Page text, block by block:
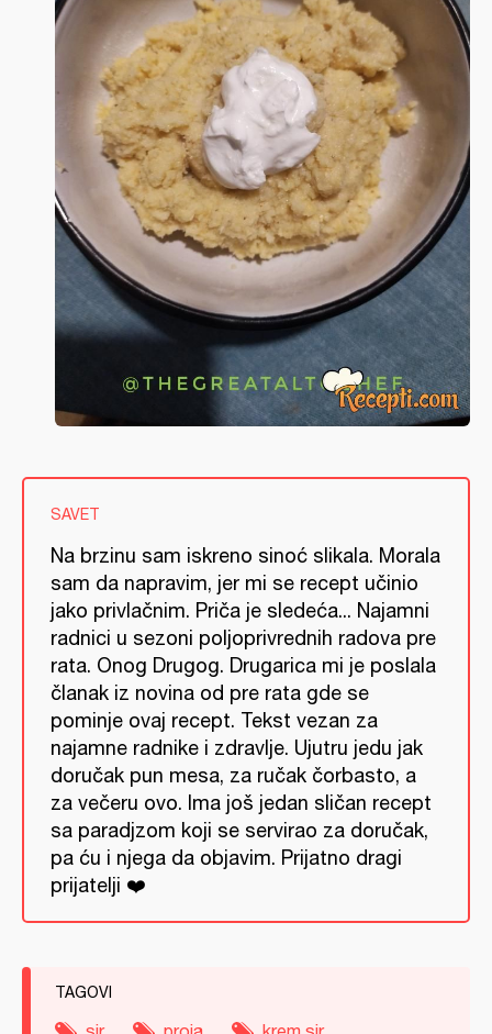
SAVET
Na brzinu sam iskreno sinoć slikala. Morala
sam da napravim, jer mi se recept učinio
jako privlačnim. Priča je sledeća... Najamni
radnici u sezoni poljoprivrednih radova pre
rata. Onog Drugog. Drugarica mi je poslala
članak iz novina od pre rata gde se
pominje ovaj recept. Tekst vezan za
najamne radnike i zdravlje. Ujutru jedu jak
doručak pun mesa, za ručak čorbasto, a
za večeru ovo. Ima još jedan sličan recept
sa paradjzom koji se servirao za doručak,
pa ću i njega da objavim. Prijatno dragi
prijatelji ❤️
TAGOVI